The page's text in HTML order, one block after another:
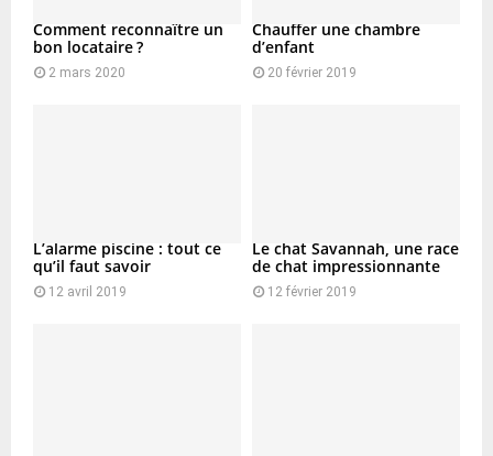
Comment reconnaître un
bon locataire ?
2 mars 2020
Chauffer une chambre
d’enfant
20 février 2019
L’alarme piscine : tout ce
qu’il faut savoir
12 avril 2019
Le chat Savannah, une race
de chat impressionnante
12 février 2019